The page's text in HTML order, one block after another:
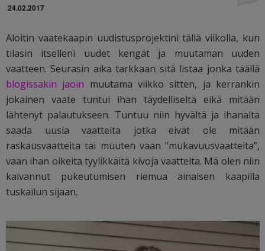
24.02.2017
Aloitin vaatekaapin uudistusprojektini tällä viikolla, kun
tilasin itselleni uudet kengät ja muutaman uuden
vaatteen. Seurasin aika tarkkaan sitä listaa jonka täällä
blogissakin jaoin muutama viikko sitten, ja kerrankin
jokainen vaate tuntui ihan täydelliseltä eikä mitään
lähtenyt palautukseen. Tuntuu niin hyvältä ja ihanalta
saada uusia vaatteita jotka eivät ole mitään
raskausvaatteita tai muuten vaan ”mukavuusvaatteita”,
vaan ihan oikeita tyylikkäitä kivoja vaatteita. Mä olen niin
kaivannut pukeutumisen riemua ainaisen kaapilla
tuskailun sijaan.